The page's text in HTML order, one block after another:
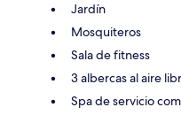
Jardín
Mosquiteros
Sala de fitness
3 albercas al aire
Spa de servicio